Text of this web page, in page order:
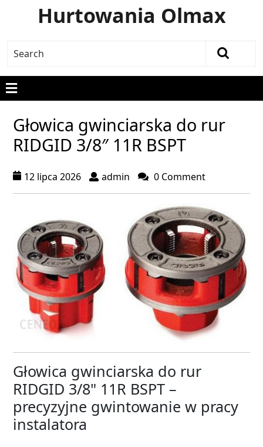
Hurtowania Olmax
Głowica gwinciarska do rur
RIDGID 3/8″ 11R BSPT
12 lipca 2026 admin 0 Comment
Głowica gwinciarska do rur
RIDGID 3/8" 11R BSPT –
precyzyjne gwintowanie w pracy
instalatora